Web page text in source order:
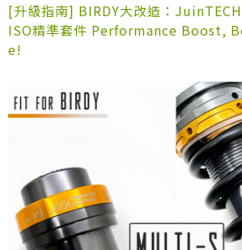
[升級指南] BIRDY大改造：
ISO精準套件 Performance Boost,
e!